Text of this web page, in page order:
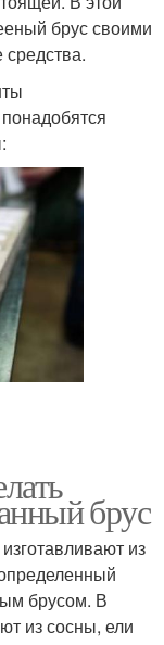
брус своими
брус
из
брусом. В
из сосны, ели